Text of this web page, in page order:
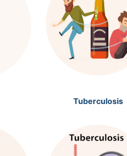
Tuberculosis